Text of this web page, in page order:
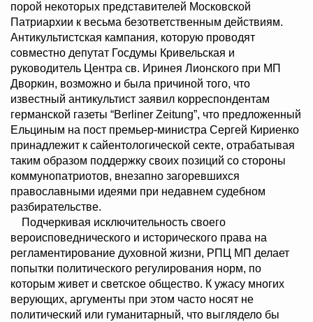
порой некоторых представителей Московской
Патриархии к весьма безответственным действиям.
Антикультистская кампания, которую проводят
совместно депутат Госдумы Кривельская и
руководитель Центра св. Иринея Лионского при МП
Дворкин, возможно и была причиной того, что
известный антикультист заявил корреспондентам
германской газеты “Berliner Zeitung”, что предложенный
Ельциным на пост премьер-министра Сергей Кириенко
принадлежит к сайентологической секте, отрабатывая
таким образом поддержку своих позиций со стороны
коммунопатриотов, внезапно загоревшихся
православными идеями при недавнем судебном
разбирательстве.
Подчеркивая исключительность своего
вероисповеднического и исторического права на
регламентирование духовной жизни, РПЦ МП делает
попытки политического регулирования норм, по
которым живет и светское общество. К ужасу многих
верующих, аргументы при этом часто носят не
политический или гуманитарный, что выглядело бы